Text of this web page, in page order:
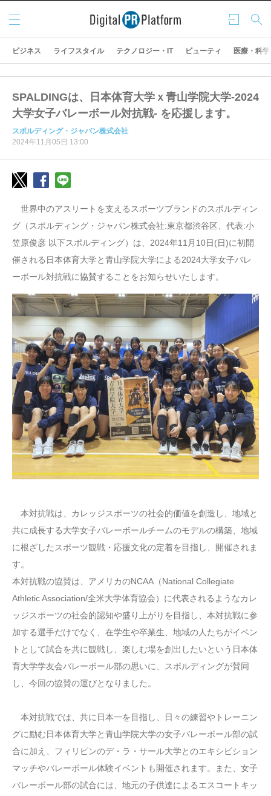
ログ
イン
検索
メニ
ュー
ビジネス ライフスタイル テクノロジー・IT ビューティ 医療・科学
SPALDINGは、日本体育大学ｘ青山学院大学-2024
大学女子バレーボール対抗戦- を応援します。
スポルディング・ジャパン株式会社
2024年11月05日 13:00
世界中のアスリートを支えるスポーツブランドのスポルディン
グ（スポルディング・ジャパン株式会社:東京都渋谷区、代表:小
笠原俊彦 以下スポルディング）は、2024年11月10日(日)に初開
催される日本体育大学と青山学院大学による2024大学女子バレ
ーボール対抗戦に協賛することをお知らせいたします。
本対抗戦は、カレッジスポーツの社会的価値を創造し、地域と
共に成長する大学女子バレーボールチームのモデルの構築、地域
に根ざしたスポーツ観戦・応援文化の定着を目指し、開催されま
す。
本対抗戦の協賛は、アメリカのNCAA（National Collegiate
Athletic Association/全米大学体育協会）に代表されるようなカレ
ッジスポーツの社会的認知や盛り上がりを目指し、本対抗戦に参
加する選手だけでなく、在学生や卒業生、地域の人たちがイベン
トとして試合を共に観戦し、楽しむ場を創出したいという日本体
育大学学友会バレーボール部の思いに、スポルディングが賛同
し、今回の協賛の運びとなりました。
本対抗戦では、共に日本一を目指し、日々の練習やトレーニン
グに励む日本体育大学と青山学院大学の女子バレーボール部の試
合に加え、フィリピンのデ・ラ・サール大学とのエキシビション
マッチやバレーボール体験イベントも開催されます。また、女子
バレーボール部の試合には、地元の子供達によるエスコートキッ